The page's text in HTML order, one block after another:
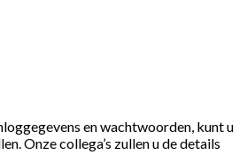
en wachtwoorden, kunt u
Onze collega’s zullen u de details